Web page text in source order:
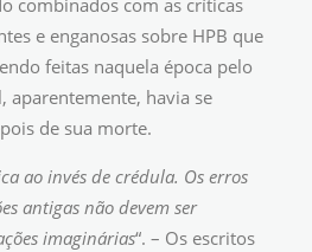
combinados com as críticas
e enganosas sobre HPB que
feitas naquela época pelo
aparentemente, havia se
de sua morte.
ao invés de crédula. Os erros
antigas não devem ser
imaginárias“. – Os escritos